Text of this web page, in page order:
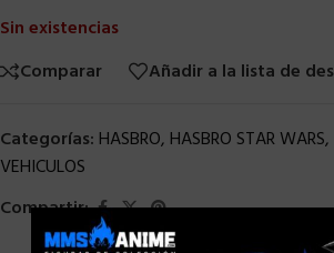
Sin existencias
Comparar
Añadir a la lista de
Categorías: HASBRO, HASBRO STAR WARS,
VEHICULOS
Compartir: